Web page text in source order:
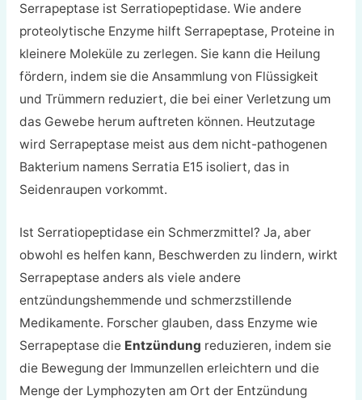
Serrapeptase ist Serratiopeptidase. Wie andere
proteolytische Enzyme hilft Serrapeptase, Proteine in
kleinere Moleküle zu zerlegen. Sie kann die Heilung
fördern, indem sie die Ansammlung von Flüssigkeit
und Trümmern reduziert, die bei einer Verletzung um
das Gewebe herum auftreten können. Heutzutage
wird Serrapeptase meist aus dem nicht-pathogenen
Bakterium namens Serratia E15 isoliert, das in
Seidenraupen vorkommt.
Ist Serratiopeptidase ein Schmerzmittel? Ja, aber
obwohl es helfen kann, Beschwerden zu lindern, wirkt
Serrapeptase anders als viele andere
entzündungshemmende und schmerzstillende
Medikamente. Forscher glauben, dass Enzyme wie
Serrapeptase die Entzündung reduzieren, indem sie
die Bewegung der Immunzellen erleichtern und die
Menge der Lymphozyten am Ort der Entzündung